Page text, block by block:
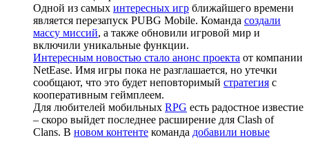
Одной из самых интересных игр ближайшего времени
является перезапуск PUBG Mobile. Команда создали
массу миссий, а также обновили игровой мир и
включили уникальные функции.
Интересным новостью стало анонс проекта от компании
NetEase. Имя игры пока не разглашается, но утечки
сообщают, что это будет неповторимый стратегия с
кооперативным геймплеем.
Для любителей мобильных RPG есть радостное известие
– скоро выйдет последнее расширение для Clash of
Clans. В новом контенте команда добавили новые